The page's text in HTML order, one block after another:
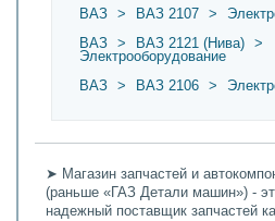
ВАЗ
> ВАЗ 2107 >
ВАЗ
> ВАЗ 2121 (Нива)
>
Электрооборудование
ВАЗ
> ВАЗ 2106 >
➤ Магазин запчастей и
(раньше «ГАЗ Детали машин») -
надежный поставщик запчастей